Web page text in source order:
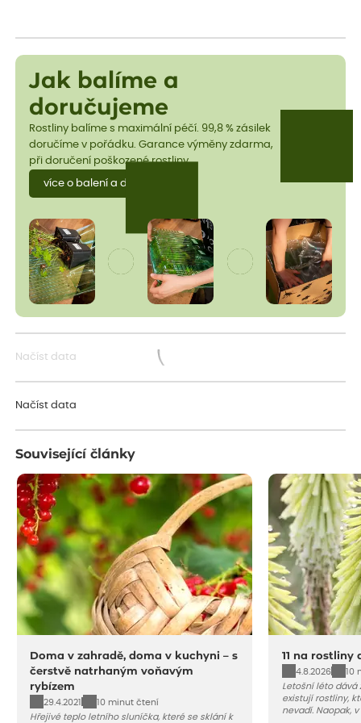
Jak balíme a
doručujeme
Rostliny balíme s maximální péčí. 99,8 % zásilek
doručíme v pořádku. Garance výměny zdarma,
při doručení poškozené rostliny.
více o balení a dopravě
Načíst data
Načíst data
Související články
Doma v zahradě, doma v kuchyni – s
čerstvě natrhaným voňavým
rybízem
29.4.2021
10 minut čtení
Hřejivé teplo letního sluníčka, které se sklání k
11 na rostliny
4.8.2026
10
Letošní léto dává
existují rostliny,
nevadí. Naopak,